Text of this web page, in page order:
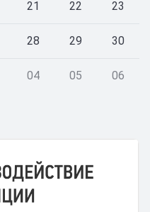
21 22 23
28 29 30
04 05 06